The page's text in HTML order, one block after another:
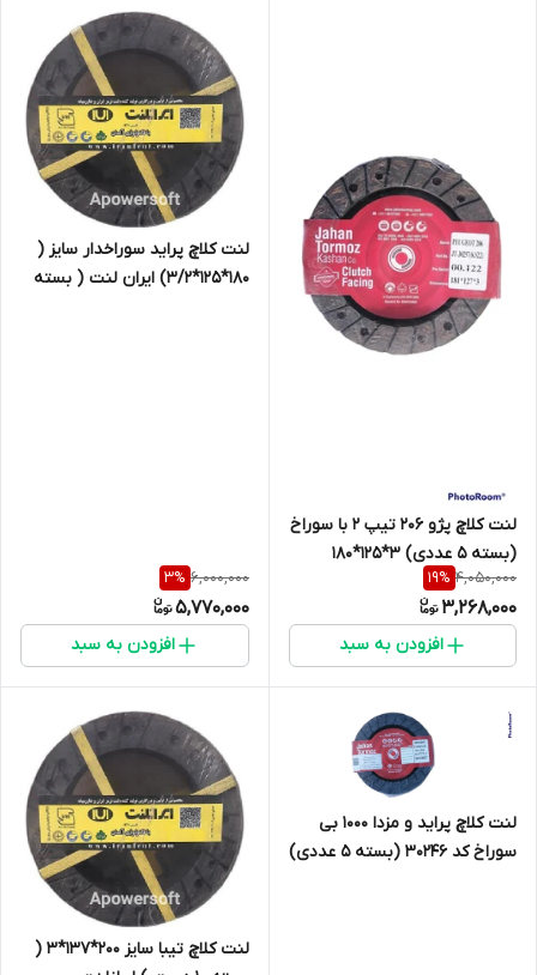
لنت کلاچ پژو 206 تیپ 2 با سوراخ
(بسته 5 عددی) 3*125*180
4,050,000
19%
3,268,000
افزودن به سبد
لنت کلاچ پراید سوراخدار سایز (
180*125*3/2) ایران لنت ( بسته
6,000,000
3%
5,770,000
افزودن به سبد
لنت کلاچ پراید و مزدا 1000 بی
سوراخ کد 30246 (بسته 5 عددی)
لنت کلاچ تیبا سایز 200*137*3 (